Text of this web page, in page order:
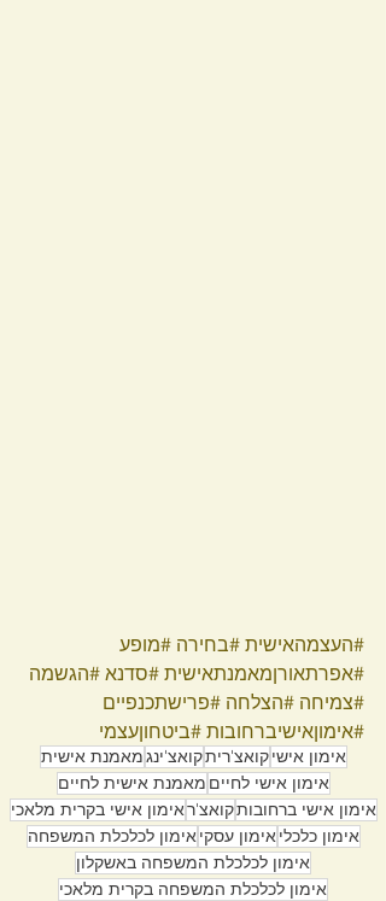
#העצמהאישית #בחירה #מופע
#אפרתאורןמאמנתאישית #סדנא #הגשמה
#צמיחה #הצלחה #פרישתכנפיים
#אימוןאישיברחובות #ביטחוןעצמי
אימון אישיקואצ'ריתקואצ'ינגמאמנת אישית
אימון אישי לחיים מאמנת אישית לחיים
אימון אישי ברחובותקואצ'ראימון אישי בקרית מלאכי
אימון כלכליאימון עסקיאימון לכלכלת המשפחה
אימון לכלכלת המשפחה באשקלון
אימון לכלכלת המשפחה בקרית מלאכי